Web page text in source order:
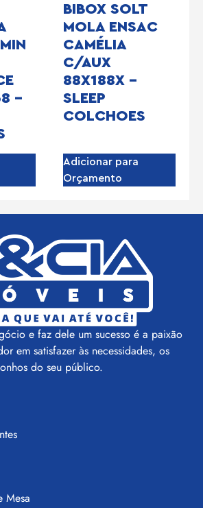
–
BIBOX SOLT
MOLA ENSAC
CAMÉLIA
C/AUX
88X188X –
SLEEP
COLCHOES
Adicionar para
Orçamento
e faz dele um sucesso é a paixão
em satisfazer às necessidades, os
do seu público.
Mesa